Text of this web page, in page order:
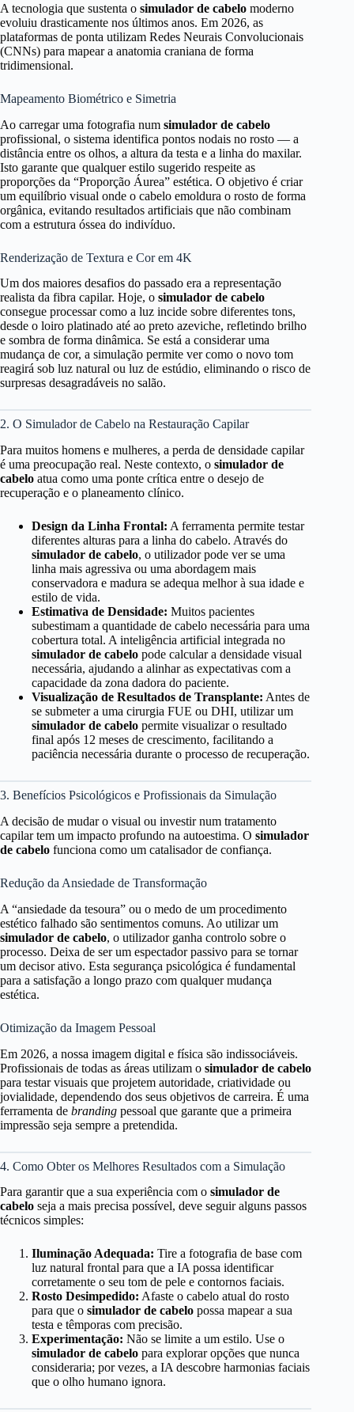
A tecnologia que sustenta o simulador de cabelo moderno
evoluiu drasticamente nos últimos anos. Em 2026, as
plataformas de ponta utilizam Redes Neurais Convolucionais
(CNNs) para mapear a anatomia craniana de forma
tridimensional.
Mapeamento Biométrico e Simetria
Ao carregar uma fotografia num simulador de cabelo
profissional, o sistema identifica pontos nodais no rosto — a
distância entre os olhos, a altura da testa e a linha do maxilar.
Isto garante que qualquer estilo sugerido respeite as
proporções da “Proporção Áurea” estética. O objetivo é criar
um equilíbrio visual onde o cabelo emoldura o rosto de forma
orgânica, evitando resultados artificiais que não combinam
com a estrutura óssea do indivíduo.
Renderização de Textura e Cor em 4K
Um dos maiores desafios do passado era a representação
realista da fibra capilar. Hoje, o simulador de cabelo
consegue processar como a luz incide sobre diferentes tons,
desde o loiro platinado até ao preto azeviche, refletindo brilho
e sombra de forma dinâmica. Se está a considerar uma
mudança de cor, a simulação permite ver como o novo tom
reagirá sob luz natural ou luz de estúdio, eliminando o risco de
surpresas desagradáveis no salão.
2. O Simulador de Cabelo na Restauração Capilar
Para muitos homens e mulheres, a perda de densidade capilar
é uma preocupação real. Neste contexto, o simulador de
cabelo atua como uma ponte crítica entre o desejo de
recuperação e o planeamento clínico.
Design da Linha Frontal: A ferramenta permite testar
diferentes alturas para a linha do cabelo. Através do
simulador de cabelo, o utilizador pode ver se uma
linha mais agressiva ou uma abordagem mais
conservadora e madura se adequa melhor à sua idade e
estilo de vida.
Estimativa de Densidade: Muitos pacientes
subestimam a quantidade de cabelo necessária para uma
cobertura total. A inteligência artificial integrada no
simulador de cabelo pode calcular a densidade visual
necessária, ajudando a alinhar as expectativas com a
capacidade da zona dadora do paciente.
Visualização de Resultados de Transplante: Antes de
se submeter a uma cirurgia FUE ou DHI, utilizar um
simulador de cabelo permite visualizar o resultado
final após 12 meses de crescimento, facilitando a
paciência necessária durante o processo de recuperação.
3. Benefícios Psicológicos e Profissionais da Simulação
A decisão de mudar o visual ou investir num tratamento
capilar tem um impacto profundo na autoestima. O simulador
de cabelo funciona como um catalisador de confiança.
Redução da Ansiedade de Transformação
A “ansiedade da tesoura” ou o medo de um procedimento
estético falhado são sentimentos comuns. Ao utilizar um
simulador de cabelo, o utilizador ganha controlo sobre o
processo. Deixa de ser um espectador passivo para se tornar
um decisor ativo. Esta segurança psicológica é fundamental
para a satisfação a longo prazo com qualquer mudança
estética.
Otimização da Imagem Pessoal
Em 2026, a nossa imagem digital e física são indissociáveis.
Profissionais de todas as áreas utilizam o simulador de cabelo
para testar visuais que projetem autoridade, criatividade ou
jovialidade, dependendo dos seus objetivos de carreira. É uma
ferramenta de branding pessoal que garante que a primeira
impressão seja sempre a pretendida.
4. Como Obter os Melhores Resultados com a Simulação
Para garantir que a sua experiência com o simulador de
cabelo seja a mais precisa possível, deve seguir alguns passos
técnicos simples:
Iluminação Adequada: Tire a fotografia de base com
luz natural frontal para que a IA possa identificar
corretamente o seu tom de pele e contornos faciais.
Rosto Desimpedido: Afaste o cabelo atual do rosto
para que o simulador de cabelo possa mapear a sua
testa e têmporas com precisão.
Experimentação: Não se limite a um estilo. Use o
simulador de cabelo para explorar opções que nunca
consideraria; por vezes, a IA descobre harmonias faciais
que o olho humano ignora.